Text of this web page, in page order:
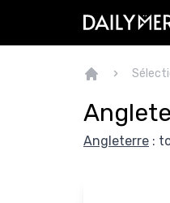
Angleterre :